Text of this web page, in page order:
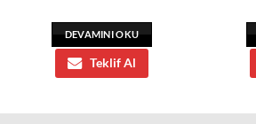
DEVAMINI OKU
Teklif Al